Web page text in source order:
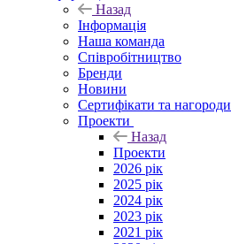
Назад
Інформація
Наша команда
Співробітництво
Бренди
Новини
Сертифікати та нагороди
Проекти
Назад
Проекти
2026 рік
2025 рік
2024 рік
2023 рік
2021 рік